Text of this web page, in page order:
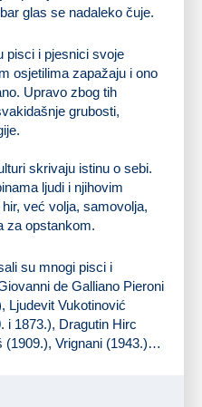
glas se nadaleko čuje.
pisci i pjesnici svoje
osjetilima zapažaju i ono
Upravo zbog tih
grubosti,
skrivaju istinu o sebi.
ljudi i njihovim
već volja, samovolja,
za opstankom.
su mnogi pisci i
de Galliano Pieroni
Ljudevit Vukotinović
i 1873.), Dragutin Hirc
(1909.), Vrignani (1943.)…